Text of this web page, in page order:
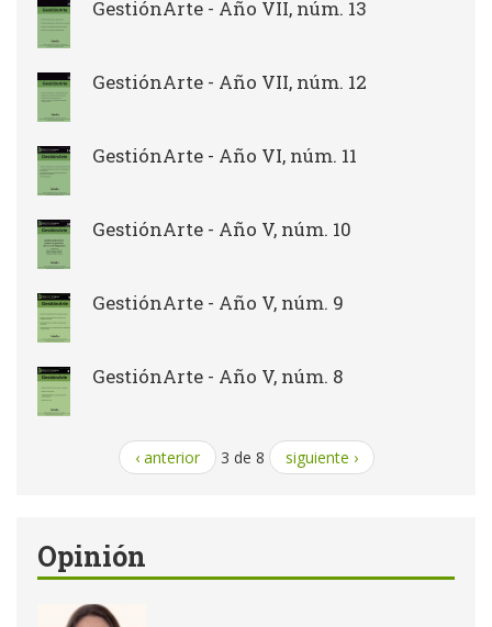
GestiónArte - Año VII, núm. 13
GestiónArte - Año VII, núm. 12
GestiónArte - Año VI, núm. 11
GestiónArte - Año V, núm. 10
GestiónArte - Año V, núm. 9
GestiónArte - Año V, núm. 8
‹ anterior 3 de 8 siguiente ›
Opinión